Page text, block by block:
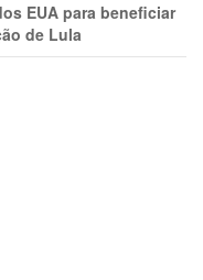
EUA para beneficiar
de Lula